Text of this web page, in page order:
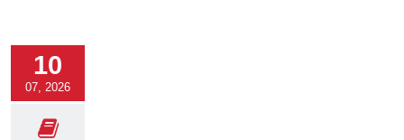
10
07, 2026